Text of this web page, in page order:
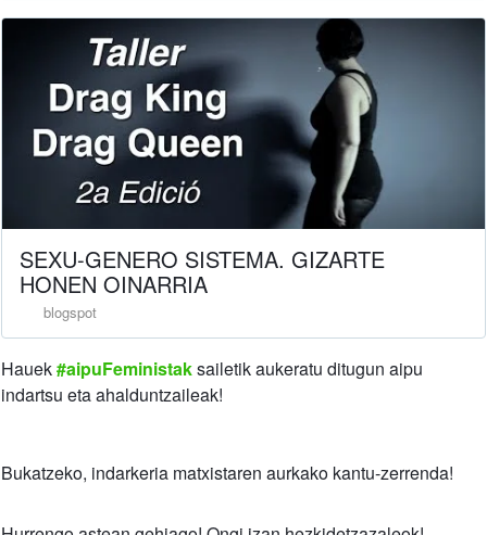
SEXU-GENERO SISTEMA. GIZARTE
HONEN OINARRIA
blogspot
Hauek#aipuFeministaksailetik aukeratu ditugun aipu
indartsu eta ahalduntzaileak!
Bukatzeko, indarkeria matxistaren aurkako kantu-zerrenda!